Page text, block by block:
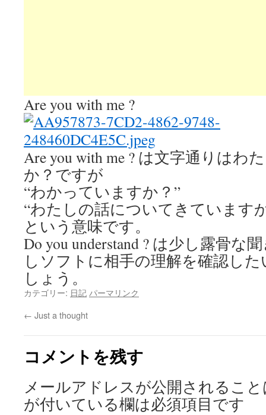
Are you with me ?
Are you with me ? は文字通りはわ
か？ですが
“わかっていますか？”
“わたしの話についてきています
という意味です。
Do you understand ? は少し露骨な
しソフトに相手の理解を確認し
しょう。
カテゴリー: 日記 パーマリンク
← Just a thought
コメントを残す
メールアドレスが公開されるこ
が付いている欄は必須項目です